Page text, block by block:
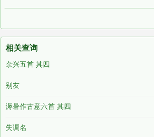
相关查询
杂兴五首 其四
别友
溽暑作古意六首 其四
失调名